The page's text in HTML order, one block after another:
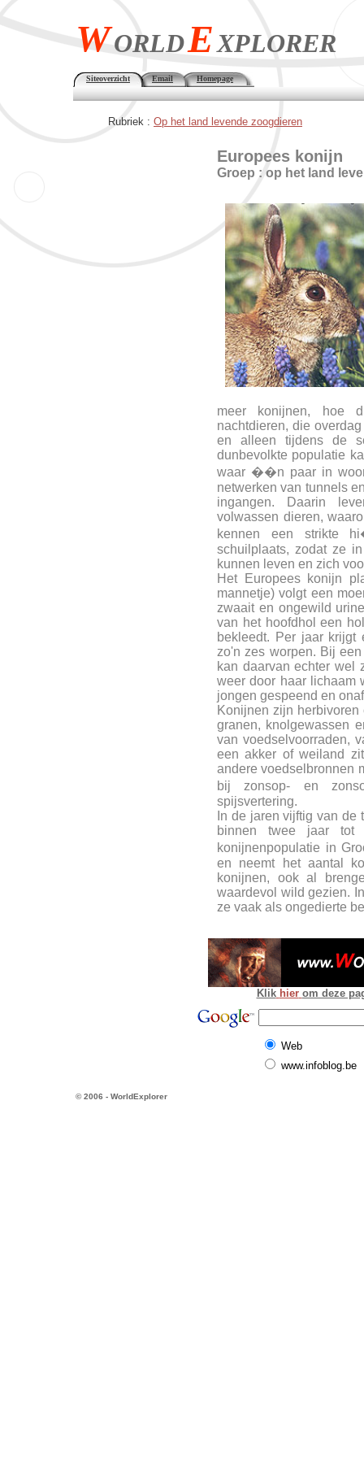
WORLDEXPLORER
Siteoverzicht Email Homepage
Rubriek : Op het land levende zoogdieren
Europees konijn
Groep : op het land
meer konijnen, hoe
nachtdieren, die
en alleen tijdens de
dunbevolkte populatie
waar ��n paar in
netwerken van tunnels
ingangen. Daarin
volwassen dieren,
kennen een strikte
schuilplaats, zodat ze
kunnen leven en zich
Het Europees konijn
mannetje) volgt een
zwaait en ongewild
van het hoofdhol een
bekleedt. Per jaar krijgt
zo'n zes worpen. Bij
kan daarvan echter wel
weer door haar lichaam
jongen gespeend en
Konijnen zijn
granen, knolgewassen
van voedselvoorraden,
een akker of weiland
andere voedselbronnen
bij zonsop- en
spijsvertering.
In de jaren vijftig van
binnen twee jaar
konijnenpopulatie in
en neemt het aantal
konijnen, ook al
waardevol wild gezien.
ze vaak als ongedierte
Klik hier om deze
Web
www.infoblog.be
© 2006 - WorldExplorer